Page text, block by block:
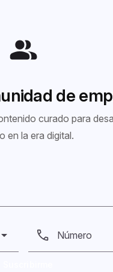
de
curado para
en la era digital.
Número